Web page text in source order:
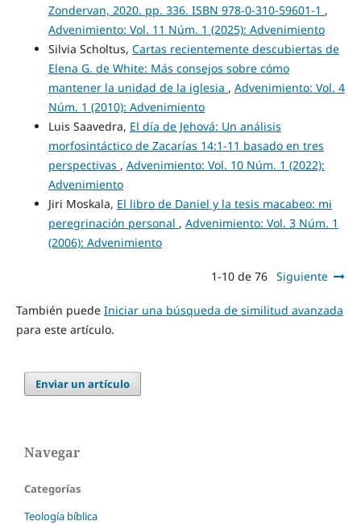
Zondervan, 2020. pp. 336. ISBN 978-0-310-59601-1 ,
Advenimiento: Vol. 11 Núm. 1 (2025): Advenimiento
Silvia Scholtus, Cartas recientemente descubiertas de
Elena G. de White: Más consejos sobre cómo
mantener la unidad de la iglesia , Advenimiento: Vol. 4
Núm. 1 (2010): Advenimiento
Luis Saavedra, El día de Jehová: Un análisis
morfosintáctico de Zacarías 14:1-11 basado en tres
perspectivas , Advenimiento: Vol. 10 Núm. 1 (2022):
Advenimiento
Jiri Moskala, El libro de Daniel y la tesis macabeo: mi
peregrinación personal , Advenimiento: Vol. 3 Núm. 1
(2006): Advenimiento
1-10 de 76 Siguiente
También puede Iniciar una búsqueda de similitud avanzada
para este artículo.
Enviar un artículo
Navegar
Categorías
Teología bíblica